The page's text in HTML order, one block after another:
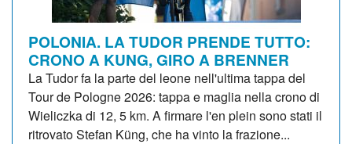
POLONIA. LA TUDOR PRENDE TUTTO:
CRONO A KUNG, GIRO A BRENNER
La Tudor fa la parte del leone nell'ultima tappa del
Tour de Pologne 2026: tappa e maglia nella crono di
Wieliczka di 12, 5 km. A firmare l'en plein sono stati il
ritrovato Stefan Küng, che ha vinto la frazione...